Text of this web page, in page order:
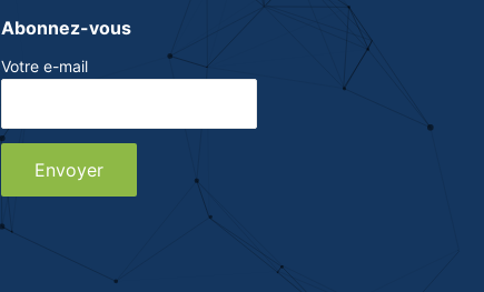
Abonnez-vous
Votre e-mail